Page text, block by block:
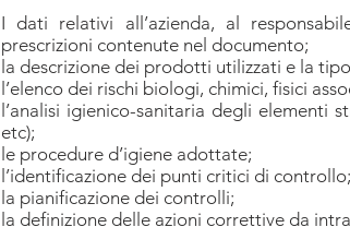
I dati relativi all’azienda, al
prescrizioni contenute nel documento;
la descrizione dei prodotti utilizzati e la
l’elenco dei rischi biologi, chimici, fisici
l’analisi igienico-sanitaria degli elementi
etc);
le procedure d’igiene adottate;
l’identificazione dei punti critici di controllo;
la pianificazione dei controlli;
la definizione delle azioni correttive da